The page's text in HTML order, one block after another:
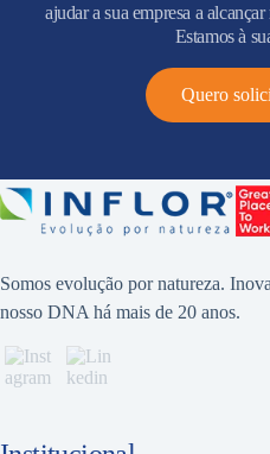
ajudar a sua empresa a
Estamos à
Quero
Somos evolução por natureza.
nosso DNA há mais de 20 anos.